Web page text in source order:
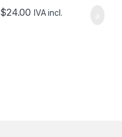
$24.00 IVA incl.